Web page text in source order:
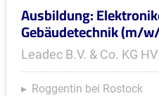
Ausbildung:
Gebäudetechnik (m/
Leadec B.V. & Co. KG
Roggentin bei Rostock